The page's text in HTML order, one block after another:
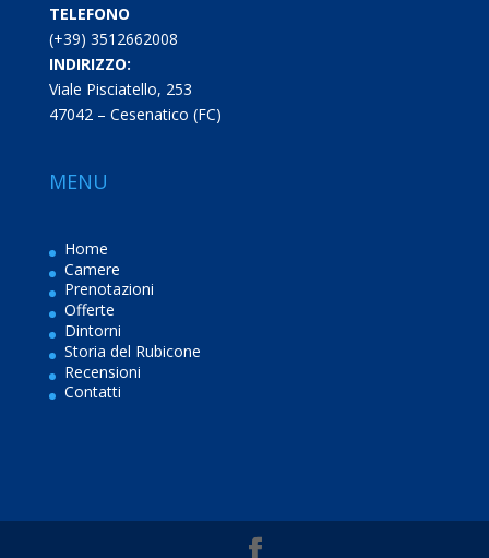
TELEFONO
(+39) 3512662008
INDIRIZZO:
Viale Pisciatello, 253
47042 – Cesenatico (FC)
MENU
Home
Camere
Prenotazioni
Offerte
Dintorni
Storia del Rubicone
Recensioni
Contatti